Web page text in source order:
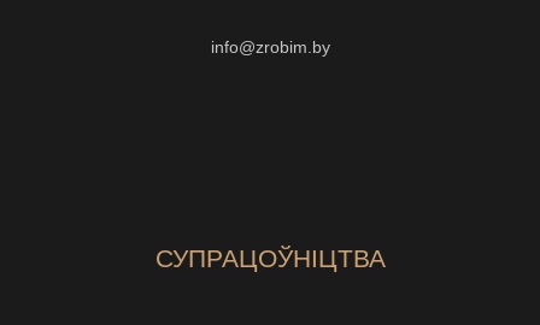
info@zrobim.by
СУПРАЦОЎНІЦТВА